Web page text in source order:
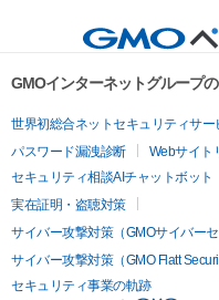
GMOインターネットグループ
世界初総合ネットセキュリティサー
パスワード漏洩診断
Webサイト
セキュリティ相談AIチャットボット
実在証明・盗聴対策
サイバー攻撃対策（GMOサイバー
サイバー攻撃対策（GMO Flatt
セキュリティ事業の軌跡